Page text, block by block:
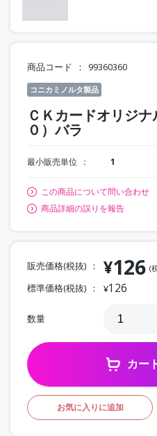
商品コード 99360360
コニカミノルタ製品
ＣＫカードオリジ
０）バラ
最小販売単位 1
この商品について問い合わせ
商品詳細の誤りを報告
販売価格(税抜) ¥126 (
標準価格(税抜) ¥126
数量
カー
お気に入りに追加